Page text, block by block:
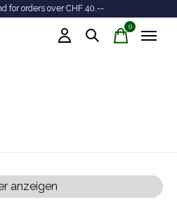
for orders over CHF 40.--
0items
anzeigen